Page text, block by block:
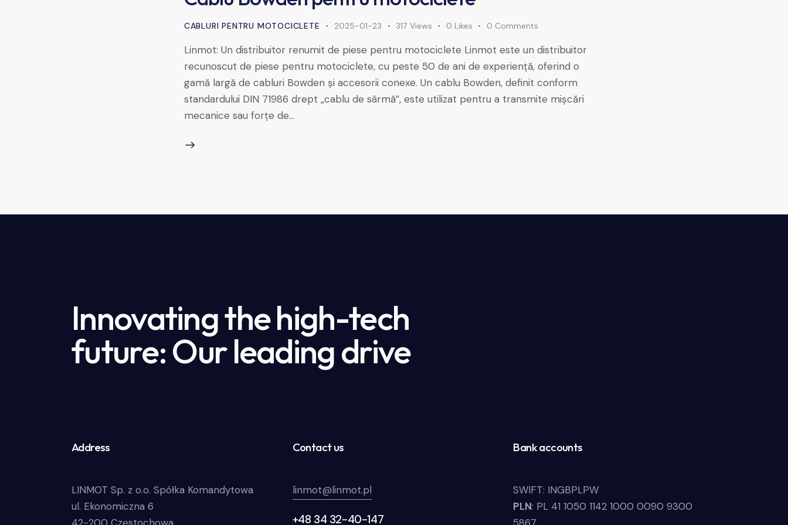
CABLURI PENTRU MOTOCICLETE 2025-01-23 317 Views 0 Likes 0 Comments
Linmot: Un distribuitor renumit de piese pentru motociclete Linmot este un distribuitor
recunoscut de piese pentru motociclete, cu peste 50 de ani de experiență, oferind o
gamă largă de cabluri Bowden și accesorii conexe. Un cablu Bowden, definit conform
standardului DIN 71986 drept „cablu de sârmă”, este utilizat pentru a transmite mișcări
mecanice sau forțe de…
Innovating the high-tech
future: Our leading drive
Address
LINMOT Sp. z o.o. Spółka Komandytowa
ul. Ekonomiczna 6
Contact us
linmot@linmot.pl
+48 34 32-40-147
Bank accounts
SWIFT: INGBPLPW
PLN: PL 41 1050 1142 1000 0090 9300